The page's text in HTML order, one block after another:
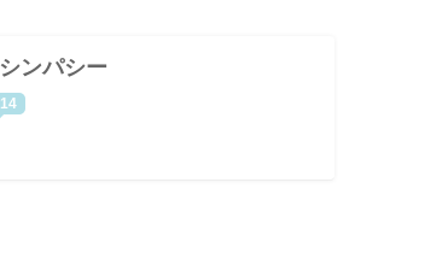
ンパシー
14